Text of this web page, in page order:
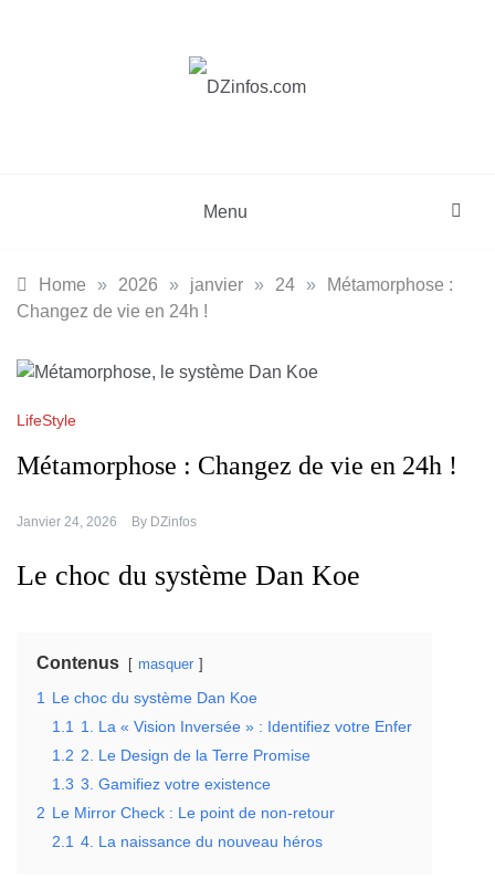
Menu
Home » 2026 » janvier » 24 »
Métamorphose :
Changez de vie en 24h !
LifeStyle
Métamorphose : Changez de vie en 24h !
Janvier 24, 2026 By DZinfos
Le choc du système Dan Koe
Contenus masquer
1
Le choc du système Dan Koe
1.1
1. La « Vision Inversée » : Identifiez votre Enfer
1.2 2. Le Design de la Terre Promise
1.3 3. Gamifiez votre existence
2 Le Mirror Check : Le point de non-retour
2.1 4. La naissance du nouveau héros